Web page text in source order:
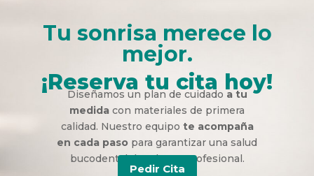
Tu sonrisa merece lo
mejor.
¡Reserva tu cita hoy!
Diseñamos un plan de cuidado a tu
medida con materiales de primera
calidad. Nuestro equipo te acompaña
en cada paso para garantizar una salud
bucodental duradera y profesional.
Pedir Cita